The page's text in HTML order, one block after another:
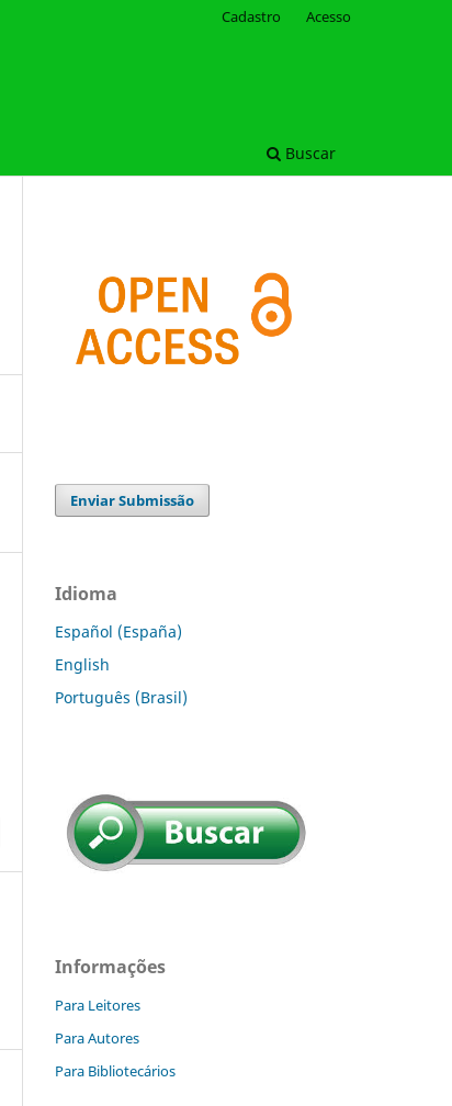
Buscar
Cadastro Acesso
Enviar Submissão
Idioma
Español (España)
English
Português (Brasil)
Informações
Para Leitores
Para Autores
Para Bibliotecários